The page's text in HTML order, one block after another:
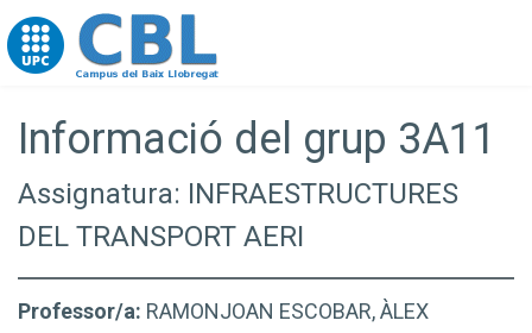
Go to upc.edu
Informació del grup 3A11
Assignatura: INFRAESTRUCTURES
DEL TRANSPORT AERI
Professor/a: RAMONJOAN ESCOBAR, ÀLEX